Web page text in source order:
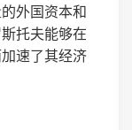
外国资本和
托夫能够在
速了其经济